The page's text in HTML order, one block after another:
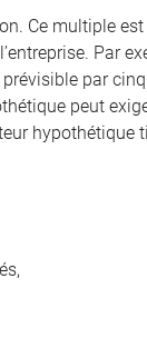
Ce multiple est
Par
par
peut
hypothétique